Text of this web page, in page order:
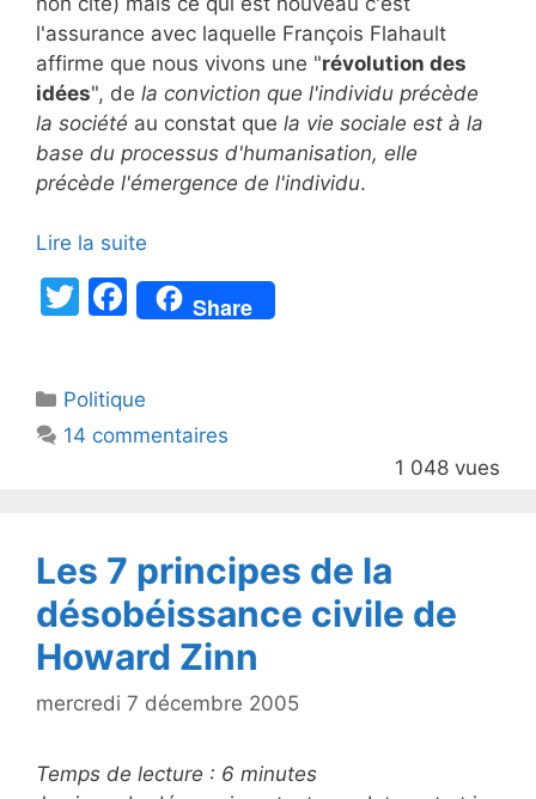
l'assurance avec laquelle François Flahault
affirme que nous vivons une "révolution des
idées", de la conviction que l'individu précède
la société au constat que la vie sociale est à la
base du processus d'humanisation, elle
précède l'émergence de l'individu.
Lire la suite
T
er
F
a
e
b
k
Share
Catégories
Politique
14 commentaires
1 048 vues
Les 7 principes de la
désobéissance civile de
Howard Zinn
mercredi 7 décembre 2005
Temps de lecture : 6 minutes